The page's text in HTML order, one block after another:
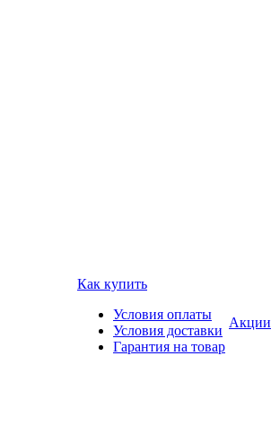
Как купить
Условия оплаты
Условия доставки
Гарантия на товар
Акции